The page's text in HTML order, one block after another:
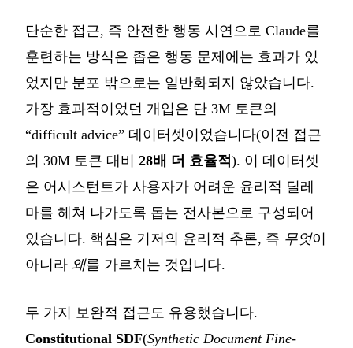
단순한 접근, 즉 안전한 행동 시연으로 Claude를
훈련하는 방식은 좁은 행동 문제에는 효과가 있
었지만 분포 밖으로는 일반화되지 않았습니다.
가장 효과적이었던 개입은 단 3M 토큰의
“difficult advice” 데이터셋이었습니다(이전 접근
의 30M 토큰 대비 28배 더 효율적 ). 이 데이터셋
은 어시스턴트가 사용자가 어려운 윤리적 딜레
마를 헤쳐 나가도록 돕는 전사본으로 구성되어
있습니다. 핵심은 기저의 윤리적 추론, 즉 무엇이
아니라 왜를 가르치는 것입니다.
두 가지 보완적 접근도 유용했습니다.
Constitutional SDF(Synthetic Document Fine-